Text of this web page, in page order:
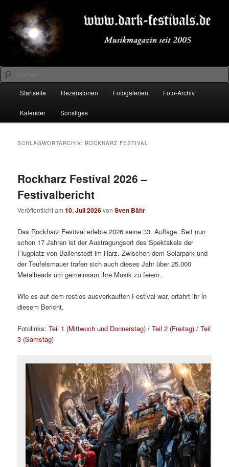
primären
Inhalt
springen
sekundären
Inhalt
springenDARK-FESTIVALS.DE
Suchen
Startseite Rezensionen Fotogalerien Foto-Archiv
Kalender Sonstiges
SCHLAGWORTARCHIV: ROCKHARZ FESTIVAL
Rockharz Festival 2026 –
Festivalbericht
Veröffentlicht am10. Juli 2026vonSven Bähr
Das Rockharz Festival erlebte 2026 seine 33. Auflage. Seit nun
schon 17 Jahren ist der Austragungsort des Spektakels der
Flugplatz von Ballenstedt im Harz. Zwischen dem Solarpark und
der Teufelsmauer trafen sich auch dieses Jahr über 25.000
Metalheads um gemeinsam ihre Musik zu feiern.
Wie es auf dem restlos ausverkauften Festival war, erfahrt ihr in
diesem Bericht.
Fotolinks:Teil 1 (Mittwoch und Donnerstag) /Teil 2 (Freitag) /Teil
3 (Samstag)